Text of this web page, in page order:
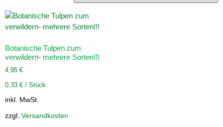
Botanische Tulpen zum
verwildern- mehrere Sorten!!!
4,95 €
0,33 € / Stück
inkl. MwSt.
zzgl. Versandkosten